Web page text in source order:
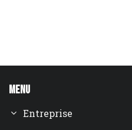
Menu
Entreprise